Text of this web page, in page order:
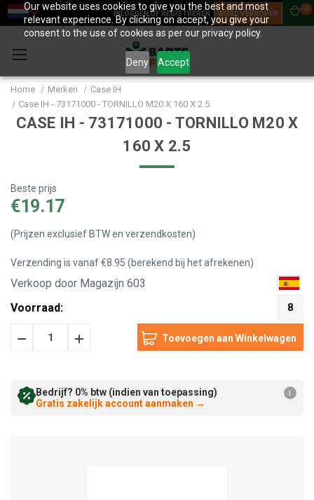
Our website uses cookies to give you the best and most
relevant experience. By clicking on accept, you give your
consent to the use of cookies as per our privacy policy.
Deny Accept
INLOGGEN OF REGISTREREN WORD VERKOPER
0
Home Merken
Case IH
Case IH - 73171000 - TORNILLO M20 X 160 X 2.5
CASE IH - 73171000 - TORNILLO M20 X
160 X 2.5
Beste prijs
€19.17
(Prijzen exclusief BTW en verzendkosten)
Verzending is vanaf €8.95 (berekend bij het afrekenen)
Verkoop door Magazijn 603
Voorraad:
8
HoeveelheidHoeveelheid
Bedrijf? 0% btw (indien van toepassing)
Gratis zakelijk account aanmaken →
i